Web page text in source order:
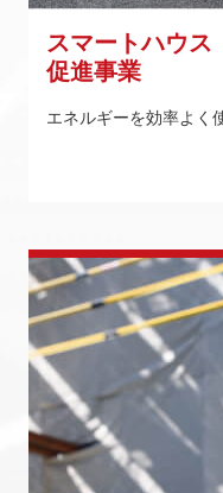
スマートハウス
促進事業
エネルギーを効率よく